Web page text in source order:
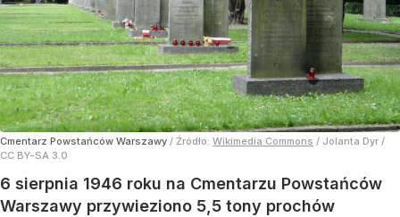
Cmentarz Powstańców Warszawy / Źródło: Wikimedia Commons / Jolanta Dyr /
CC BY-SA 3.0
6 sierpnia 1946 roku na Cmentarzu Powstańców
Warszawy przywieziono 5,5 tony prochów